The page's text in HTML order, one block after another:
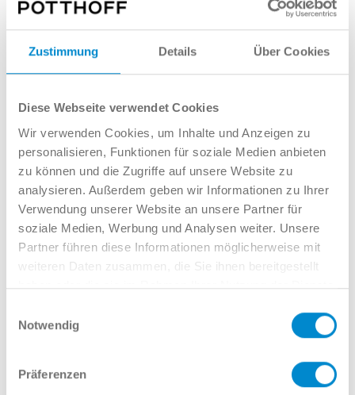
Zustimmung Details Über Cookies
Diese Webseite verwendet Cookies
Wir verwenden Cookies, um Inhalte und Anzeigen zu
personalisieren, Funktionen für soziale Medien anbieten
zu können und die Zugriffe auf unsere Website zu
analysieren. Außerdem geben wir Informationen zu Ihrer
Verwendung unserer Website an unsere Partner für
soziale Medien, Werbung und Analysen weiter. Unsere
Partner führen diese Informationen möglicherweise mit
weiteren Daten zusammen, die Sie ihnen bereitgestellt
haben oder die sie im Rahmen Ihrer Nutzung der Dienste
Notwendig
Präferenzen
lmaciejewska@potthoff.de
Julian Karhof
Verkauf VW NW
02381 7998-224
jkarhof@potthoff.de
Oder gern direkt per Mail oder